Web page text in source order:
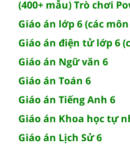
(400+ mẫu) Trò chơi
Giáo án lớp 6 (các
Giáo án điện tử lớp 6
Giáo án Ngữ văn 6
Giáo án Toán 6
Giáo án Tiếng Anh 6
Giáo án Khoa học tự
Giáo án Lịch Sử 6